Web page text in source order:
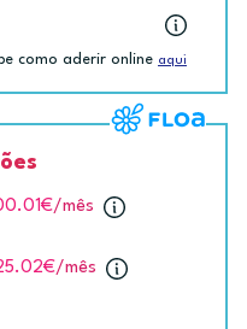
como aderir online aqui
/mês
/mês